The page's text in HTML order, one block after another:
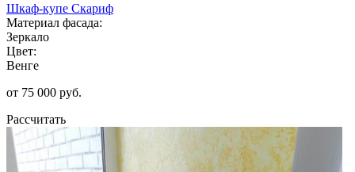
Шкаф-купе Скариф
Материал фасада:
Зеркало
Цвет:
Венге
от 75 000 руб.
Рассчитать